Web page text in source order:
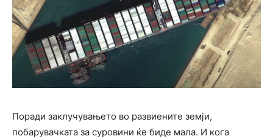
Поради заклучувањето во развиените земји,
побарувачката за суровини ќе биде мала. И кога